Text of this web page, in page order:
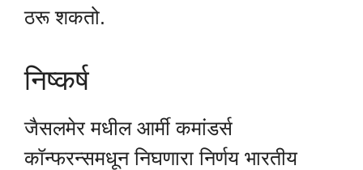
ठरू शकतो.
निष्कर्ष
जैसलमेर मधील आर्मी कमांडर्स
कॉन्फरन्समधून निघणारा निर्णय भारतीय